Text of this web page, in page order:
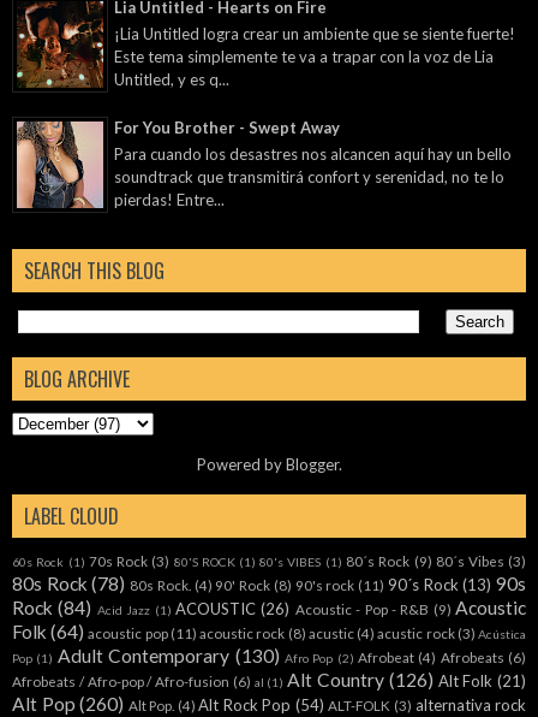
Lia Untitled - Hearts on Fire
¡Lia Untitled logra crear un ambiente que se siente fuerte!
Este tema simplemente te va a trapar con la voz de Lia
Untitled, y es q...
For You Brother - Swept Away
Para cuando los desastres nos alcancen aquí hay un bello
soundtrack que transmitirá confort y serenidad, no te lo
pierdas! Entre...
SEARCH THIS BLOG
BLOG ARCHIVE
Powered byBlogger.
LABEL CLOUD
60s Rock (1) 70s Rock (3) 80'S ROCK (1) 80's VIBES (1) 80´s Rock (9) 80´s Vibes (3)
80s Rock (78) 80s Rock. (4) 90' Rock (8) 90's rock (11) 90´s Rock (13) 90s
Rock (84) Acid Jazz (1) ACOUSTIC (26) Acoustic - Pop - R&B (9) Acoustic
Folk (64) acoustic pop (11) acoustic rock (8) acustic (4) acustic rock (3) Acústica
Pop (1) Adult Contemporary (130) Afro Pop (2) Afrobeat (4) Afrobeats (6)
Afrobeats / Afro-pop / Afro-fusion (6) al (1) Alt Country (126) Alt Folk (21)
Alt Pop (260) Alt Pop. (4) Alt Rock Pop (54) ALT-FOLK (3) alternativa rock